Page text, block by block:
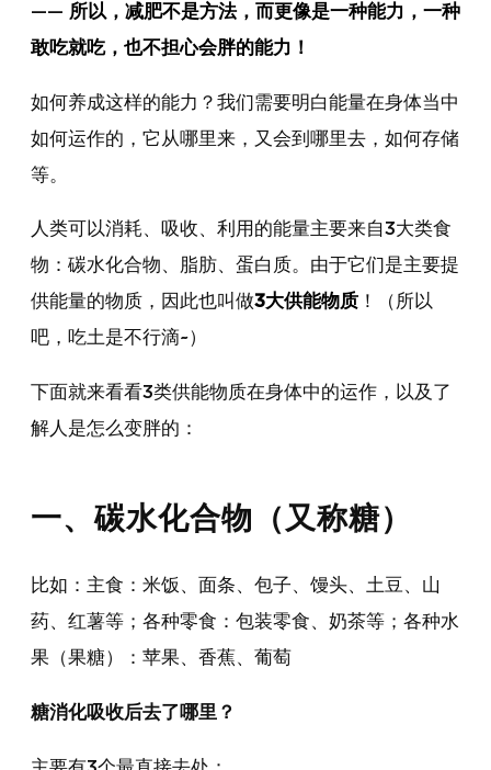
—— 所以，减肥不是方法，而更像是一种能力，一种
敢吃就吃，也不担心会胖的能力！
如何养成这样的能力？我们需要明白能量在身体当中
如何运作的，它从哪里来，又会到哪里去，如何存储
等。
人类可以消耗、吸收、利用的能量主要来自3大类食
物：碳水化合物、脂肪、蛋白质。由于它们是主要提
供能量的物质，因此也叫做3大供能物质 ！（所以
吧，吃土是不行滴~）
下面就来看看3类供能物质在身体中的运作，以及了
解人是怎么变胖的：
一、碳水化合物（又称糖）
比如：主食：米饭、面条、包子、馒头、土豆、山
药、红薯等；各种零食：包装零食、奶茶等；各种水
果（果糖）：苹果、香蕉、葡萄
糖消化吸收后去了哪里？